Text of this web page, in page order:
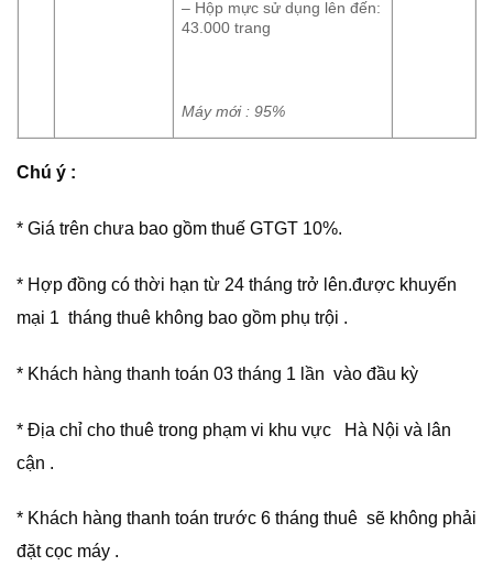
– Hộp mực sử dụng lên đến:
43.000 trang
Máy mới : 95%
Chú ý :
* Giá trên chưa bao gồm thuế GTGT 10%.
* Hợp đồng có thời hạn từ 24 tháng trở lên.được khuyến
mại 1 tháng thuê không bao gồm phụ trội .
* Khách hàng thanh toán 03 tháng 1 lần vào đầu kỳ
* Địa chỉ cho thuê trong phạm vi khu vực Hà Nội và lân
cận .
* Khách hàng thanh toán trước 6 tháng thuê sẽ không phải
đặt cọc máy .